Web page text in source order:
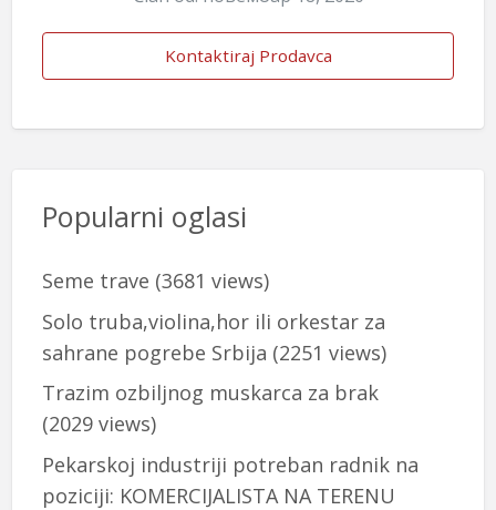
Kontaktiraj Prodavca
Popularni oglasi
Seme trave (3681 views)
Solo truba,violina,hor ili orkestar za
sahrane pogrebe Srbija (2251 views)
Trazim ozbiljnog muskarca za brak
(2029 views)
Pekarskoj industriji potreban radnik na
poziciji: KOMERCIJALISTA NA TERENU